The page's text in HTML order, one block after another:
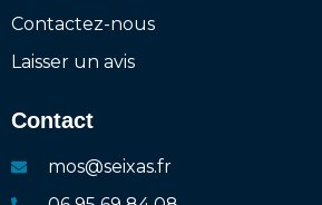
Contactez-nous
Laisser un avis
Contact
mos@seixas.fr